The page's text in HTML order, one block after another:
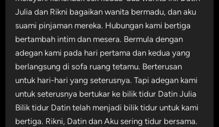
Julia dan Rikni bagaikan wanita bermadu, dan aku
suami pinjaman mereka. Hubungan kami bertiga
bertambah intim dan mesera. Bermula dengan
adegan kami pada hari pertama dan kedua yang
berlangsung di sofa ruang tetamu. Berterusan
untuk hari-hari yang seterusnya. Tapi adegan kami
untuk seterusnya bertukar ke bilik tidur Datin Julia
Bilik tidur Datin telah menjadi bilik tidur untuk kami
bertiga. Rikni, Datin dan Aku sering tidur bersama.